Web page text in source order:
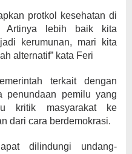
protkol kesehatan di
Artinya lebih baik kita
kerumunan, mari kita
alternatif” kata Feri
terkait dengan
penundaan pemilu yang
kritik masyarakat ke
dari cara berdemokrasi.
dilindungi undang-